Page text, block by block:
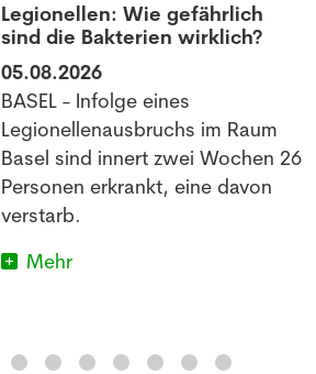
Legionellen: Wie gefährlich
sind die Bakterien wirklich?
05.08.2026
BASEL - Infolge eines
Legionellenausbruchs im Raum
Basel sind innert zwei Wochen 26
Personen erkrankt, eine davon
verstarb.
Mehr